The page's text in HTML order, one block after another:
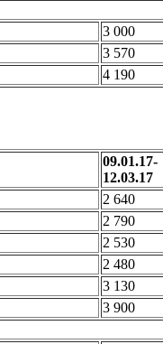
3 000
3 570
4 190
09.01.17-
12.03.17
2 640
2 790
2 530
2 480
3 130
3 900